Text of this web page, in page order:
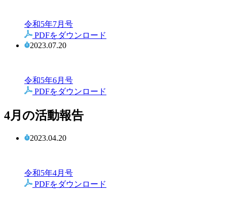
令和5年7月号
PDFをダウンロード
2023.07.20
令和5年6月号
PDFをダウンロード
4月の活動報告
2023.04.20
令和5年4月号
PDFをダウンロード